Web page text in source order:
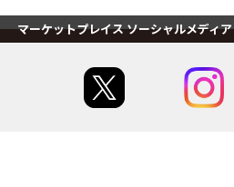
マーケットプレイス ソーシャルメディア